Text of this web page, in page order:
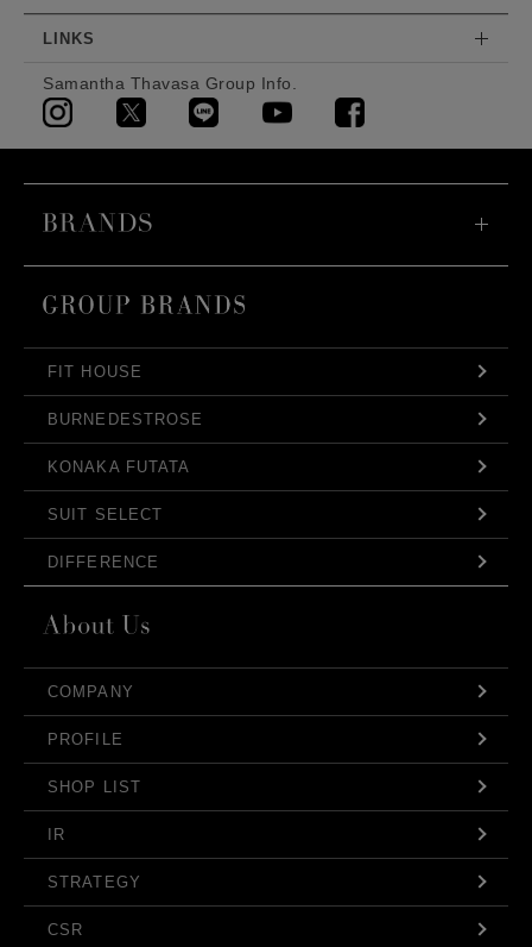
LINKS
Samantha Thavasa Group Info.
FIT HOUSE
BURNEDESTROSE
KONAKA FUTATA
SUIT SELECT
DIFFERENCE
COMPANY
PROFILE
SHOP LIST
IR
STRATEGY
CSR